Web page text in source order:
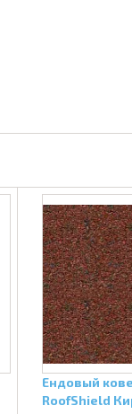
Ендовый
RoofShield